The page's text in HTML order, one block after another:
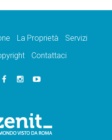
La Proprietà
Servizi
Contattaci